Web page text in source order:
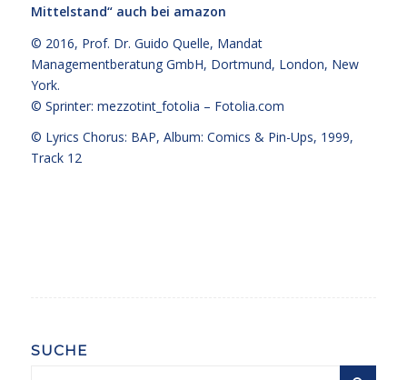
Mittelstand“ auch bei amazon
© 2016, Prof. Dr. Guido Quelle, Mandat
Managementberatung GmbH, Dortmund, London, New
York.
© Sprinter: mezzotint_fotolia – Fotolia.com
© Lyrics Chorus: BAP, Album: Comics & Pin-Ups, 1999,
Track 12
SUCHE